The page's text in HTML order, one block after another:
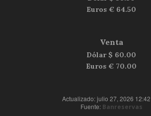
Euros € 64.50
Venta
Dólar $ 60.00
Euros € 70.00
Actualizado: julio 27, 2026
Fuente: Banreservas